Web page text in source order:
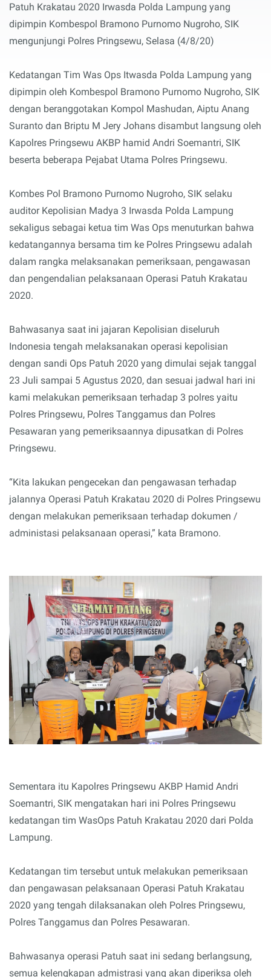
Patuh Krakatau 2020 Irwasda Polda Lampung yang
dipimpin Kombespol Bramono Purnomo Nugroho, SIK
mengunjungi Polres Pringsewu, Selasa (4/8/20)
Kedatangan Tim Was Ops Itwasda Polda Lampung yang
dipimpin oleh Kombespol Bramono Purnomo Nugroho, SIK
dengan beranggotakan Kompol Mashudan, Aiptu Anang
Suranto dan Briptu M Jery Johans disambut langsung oleh
Kapolres Pringsewu AKBP hamid Andri Soemantri, SIK
beserta beberapa Pejabat Utama Polres Pringsewu.
Kombes Pol Bramono Purnomo Nugroho, SIK selaku
auditor Kepolisian Madya 3 Irwasda Polda Lampung
sekaligus sebagai ketua tim Was Ops menuturkan bahwa
kedatangannya bersama tim ke Polres Pringsewu adalah
dalam rangka melaksanakan pemeriksaan, pengawasan
dan pengendalian pelaksanaan Operasi Patuh Krakatau
2020.
Bahwasanya saat ini jajaran Kepolisian diseluruh
Indonesia tengah melaksanakan operasi kepolisian
dengan sandi Ops Patuh 2020 yang dimulai sejak tanggal
23 Juli sampai 5 Agustus 2020, dan sesuai jadwal hari ini
kami melakukan pemeriksaan terhadap 3 polres yaitu
Polres Pringsewu, Polres Tanggamus dan Polres
Pesawaran yang pemeriksaannya dipusatkan di Polres
Pringsewu.
“Kita lakukan pengecekan dan pengawasan terhadap
jalannya Operasi Patuh Krakatau 2020 di Polres Pringsewu
dengan melakukan pemeriksaan terhadap dokumen /
administasi pelaksanaan operasi,” kata Bramono.
Sementara itu Kapolres Pringsewu AKBP Hamid Andri
Soemantri, SIK mengatakan hari ini Polres Pringsewu
kedatangan tim WasOps Patuh Krakatau 2020 dari Polda
Lampung.
Kedatangan tim tersebut untuk melakukan pemeriksaan
dan pengawasan pelaksanaan Operasi Patuh Krakatau
2020 yang tengah dilaksanakan oleh Polres Pringsewu,
Polres Tanggamus dan Polres Pesawaran.
Bahwasanya operasi Patuh saat ini sedang berlangsung,
semua kelengkapan admistrasi yang akan diperiksa oleh